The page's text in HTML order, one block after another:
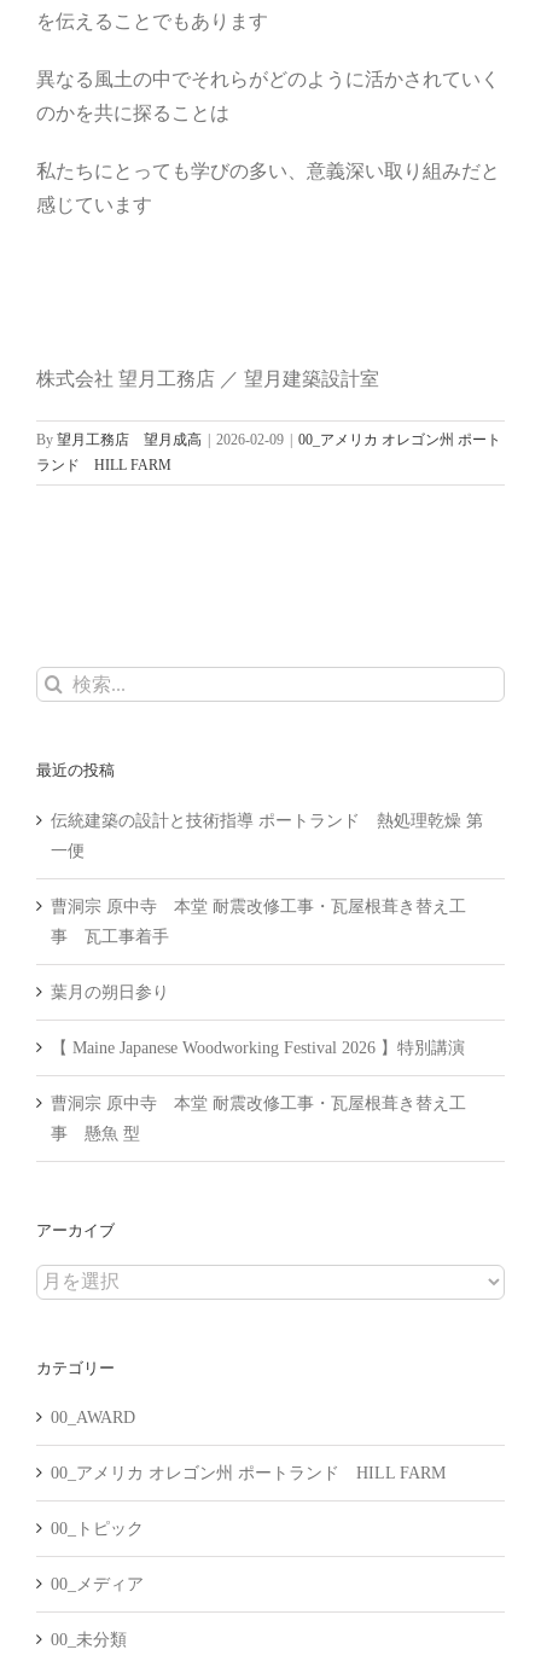
を伝えることでもあります
異なる風土の中でそれらがどのように活かされていく
のかを共に探ることは
私たちにとっても学びの多い、意義深い取り組みだと
感じています
株式会社 望月工務店 ／ 望月建築設計室
By 望月工務店 望月成高 2026-02-09
00_アメリカ オレゴン州 ポート
ランド HILL FARM
検
最近の投稿
伝統建築の設計と技術指導 ポートランド 熱処理乾燥 第
一便
曹洞宗 原中寺 本堂 耐震改修工事・瓦屋根葺き替え工
事 瓦工事着手
葉月の朔日参り
【 Maine Japanese Woodworking Festival 2026 】特別講演
曹洞宗 原中寺 本堂 耐震改修工事・瓦屋根葺き替え工
事 懸魚 型
アーカイブ
ア
イ
カテゴリー
00_AWARD
00_アメリカ オレゴン州 ポートランド HILL FARM
00_トピック
00_メディア
00_未分類